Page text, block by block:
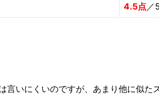
4.5点 ／
いにくいのですが、あまり他に似